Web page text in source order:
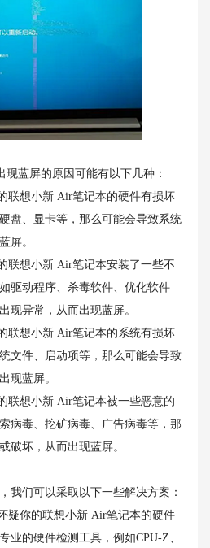
蓝屏的原因可能有以下几种：
想小新 Air笔记本的硬件有损坏
盘、显卡等，那么可能会导致系统
屏。
想小新 Air笔记本安装了一些不
驱动程序、杀毒软件、优化软件
现异常，从而出现蓝屏。
想小新 Air笔记本的系统有损坏
文件、启动项等，那么可能会导致
现蓝屏。
想小新 Air笔记本被一些恶意的
病毒、挖矿病毒、广告病毒等，那
破坏，从而出现蓝屏。
们可以采取以下一些解决方案：
你的联想小新 Air笔记本的硬件
业的硬件检测工具，例如CPU-Z、